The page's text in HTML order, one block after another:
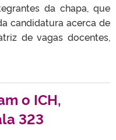
da chapa, que
candidatura acerca de
de vagas docentes,
o ICH,
323